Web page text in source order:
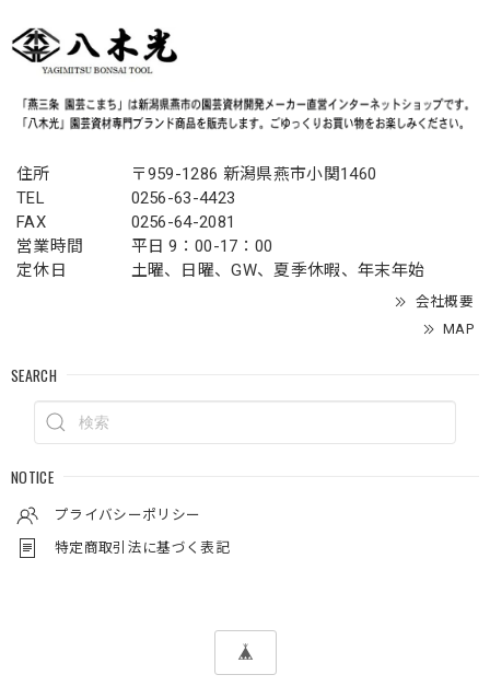
住所
〒959-1286 新潟県燕市小関1460
TEL
0256-63-4423
FAX
0256-64-2081
営業時間
平日 9：00-17：00
定休日
土曜、日曜、GW、夏季休暇、年末年始
会社概要
MAP
SEARCH
NOTICE
プライバシーポリシー
特定商取引法に基づく表記